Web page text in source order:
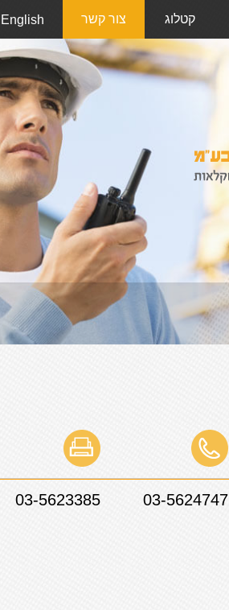
קטלוג צור קשר English
03-5624747
03-5623385